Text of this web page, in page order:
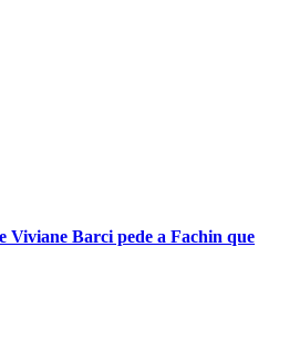
Viviane Barci pede a Fachin que